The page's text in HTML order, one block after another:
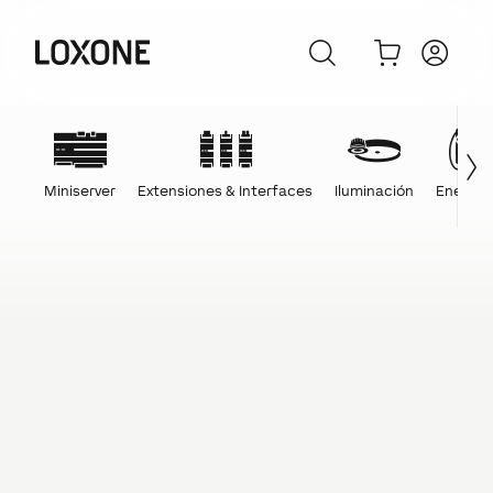
Miniserver Extensiones & Interfaces Iluminación Energía